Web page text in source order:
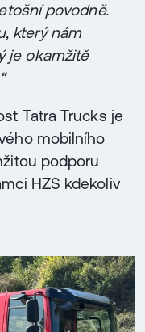
povodně.
který nám
je okamžitě
Tatra Trucks je
mobilního
podporu
HZS kdekoliv